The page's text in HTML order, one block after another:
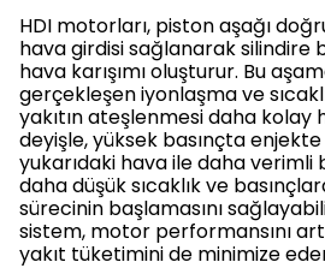
HDI motorları, piston aşağı
hava girdisi sağlanarak silindire
hava karışımı oluşturur. Bu
gerçekleşen iyonlaşma ve
yakıtın ateşlenmesi daha kolay
deyişle, yüksek basınçta
yukarıdaki hava ile daha verimli
daha düşük sıcaklık ve
sürecinin başlamasını
sistem, motor performansını
yakıt tüketimini de minimize